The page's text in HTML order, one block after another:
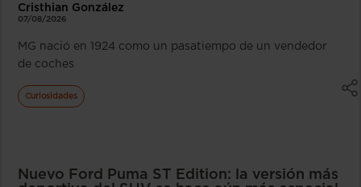
Cristhian González
07/08/2026
MG nació en 1924 como un pasatiempo de un vendedor
de coches
Curiosidades
Nuevo Ford Puma ST Edition: la versión más